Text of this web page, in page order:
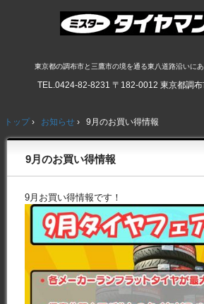
東京都の調布市と三鷹市の境を通る東八道路沿いに
TEL.0424-82-8231 〒182-0012 東京都調
トップ › お知らせ › 9月のお買い得情報
9月のお買い得情報
9月お買い得情報です！